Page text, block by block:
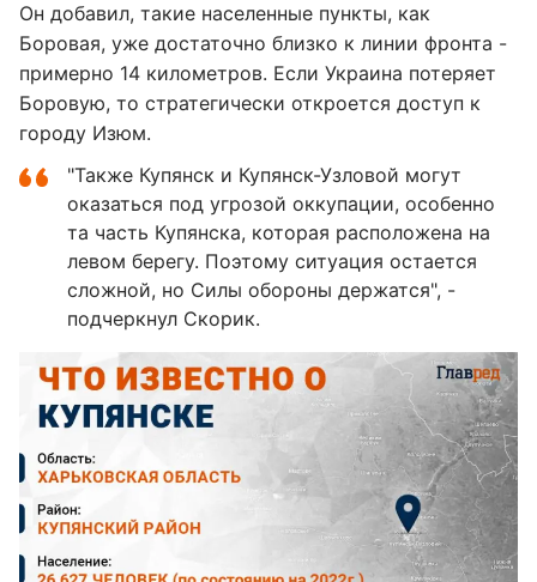
Он добавил, такие населенные пункты, как
Боровая, уже достаточно близко к линии фронта -
примерно 14 километров. Если Украина потеряет
Боровую, то стратегически откроется доступ к
городу Изюм.
"Также Купянск и Купянск-Узловой могут
оказаться под угрозой оккупации, особенно
та часть Купянска, которая расположена на
левом берегу. Поэтому ситуация остается
сложной, но Силы обороны держатся", -
подчеркнул Скорик.